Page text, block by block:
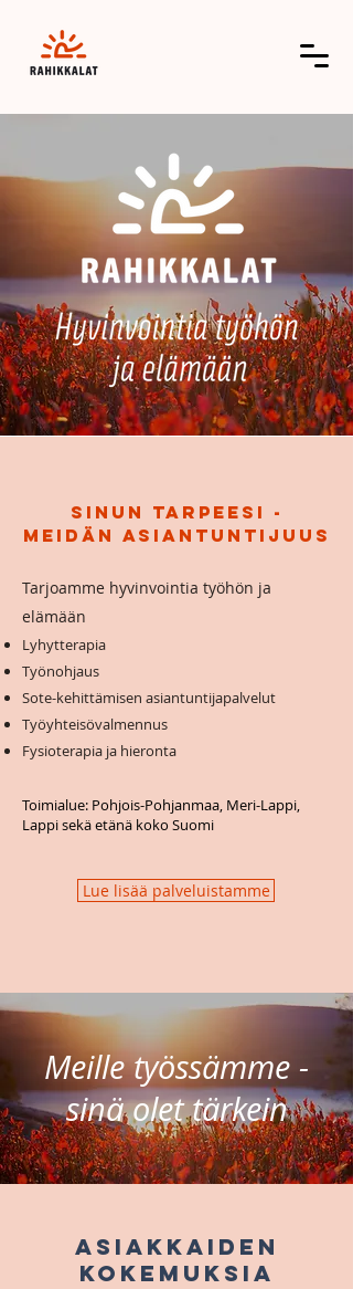
Sinun tarpeesi -
Meidän asiantuntijuus
Tarjoamme hyvinvointia työhön ja
elämään
Lyhytterapia
Työnohjaus
Sote-kehittämisen asiantuntijapalvelut
Työyhteisövalmennus
Fysioterapia ja hieronta
Toimialue: Pohjois-Pohjanmaa, Meri-Lappi,
Lappi sekä etänä koko Suomi
Lue lisää palveluistamme
Meille työssämme -
sinä olet tärkein
Asiakkaiden
kokemuksia